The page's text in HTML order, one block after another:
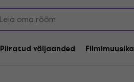
Piiratud väljaanded Filmimuusika